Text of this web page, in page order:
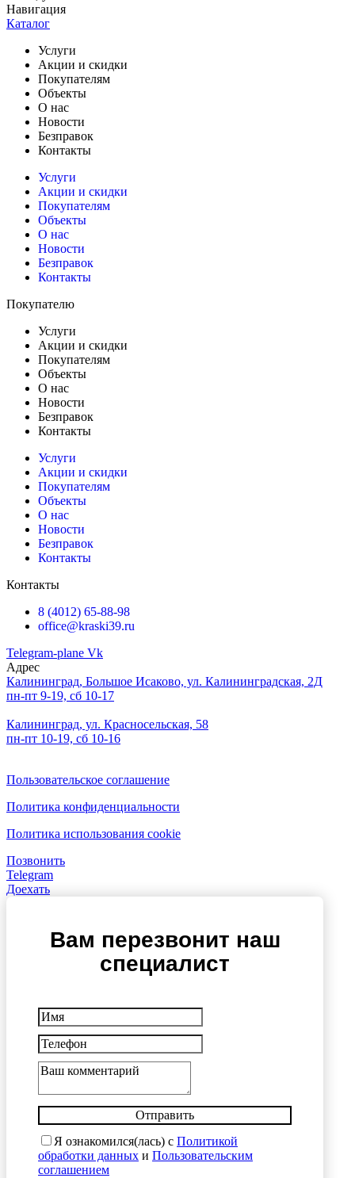
Навигация
Каталог
Услуги
Акции и скидки
Покупателям
Объекты
О нас
Новости
Безправок
Контакты
Услуги
Акции и скидки
Покупателям
Объекты
О нас
Новости
Безправок
Контакты
Покупателю
Услуги
Акции и скидки
Покупателям
Объекты
О нас
Новости
Безправок
Контакты
Услуги
Акции и скидки
Покупателям
Объекты
О нас
Новости
Безправок
Контакты
Контакты
8 (4012) 65-88-98
office@kraski39.ru
Telegram-plane Vk
Адрес
Калининград, Большое Исаково, ул. Калининградская, 2Д
пн-пт 9-19, сб 10-17
Калининград, ул. Красносельская, 58
пн-пт 10-19, сб 10-16
Пользовательское соглашение
Политика конфиденциальности
Политика использования cookie
Позвонить
Telegram
Доехать
Вам перезвонит наш
специалист
Отправить
Я ознакомился(лась) с Политикой
обработки данных и Пользовательским
соглашением